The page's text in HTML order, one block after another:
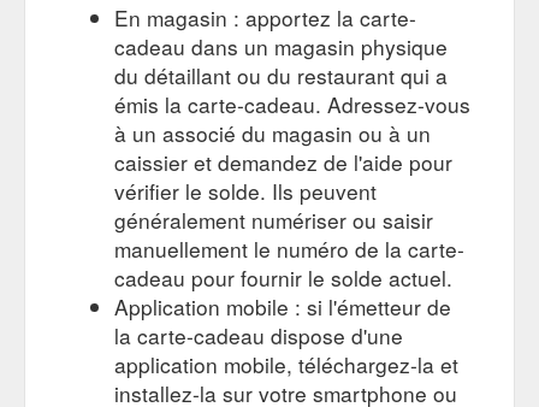
En magasin : apportez la carte-
cadeau dans un magasin physique
du détaillant ou du restaurant qui a
émis la carte-cadeau. Adressez-vous
à un associé du magasin ou à un
caissier et demandez de l'aide pour
vérifier le solde. Ils peuvent
généralement numériser ou saisir
manuellement le numéro de la carte-
cadeau pour fournir le solde actuel.
Application mobile : si l'émetteur de
la carte-cadeau dispose d'une
application mobile, téléchargez-la et
installez-la sur votre smartphone ou